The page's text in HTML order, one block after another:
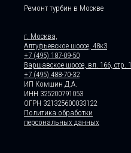
Ремонт турбин в Москве
г. Москва,
Алтуфьевское шоссе, 48к3
+7 (495) 187-09-50
Варшавское шоссе, вл. 166, стр. 1
+7 (495) 488-70-32
ИП Комшин Д.А.
ИНН 325200791053
ОГРН 321325600033122
Политика обработки
персональных данных